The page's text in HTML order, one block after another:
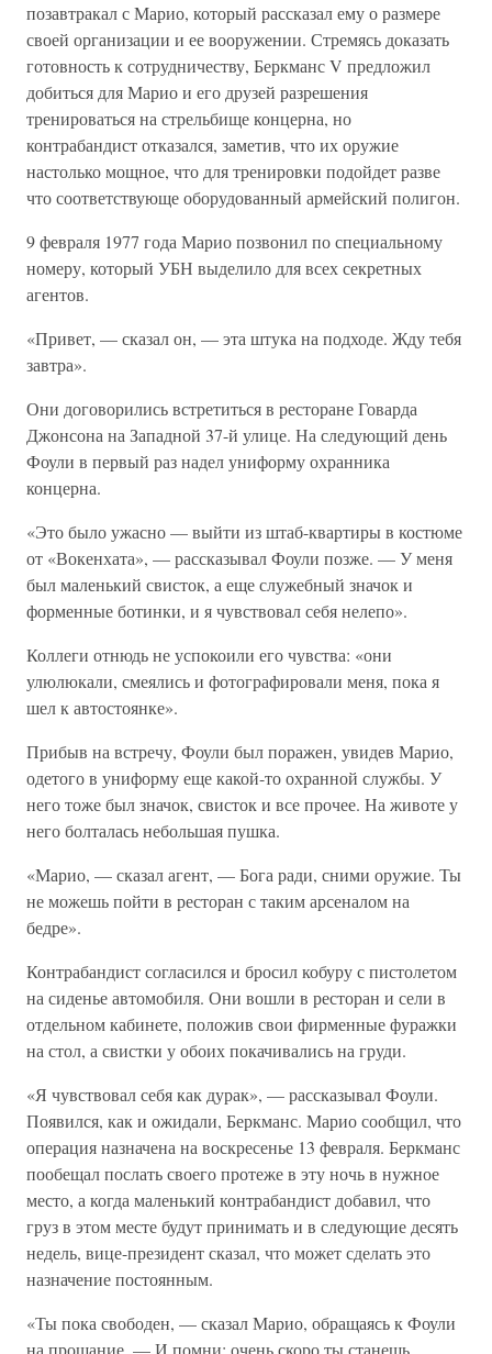
позавтракал с Марио, который рассказал ему о размере
своей организации и ее вооружении. Стремясь доказать
готовность к сотрудничеству, Беркманс V предложил
добиться для Марио и его друзей разрешения
тренироваться на стрельбище концерна, но
контрабандист отказался, заметив, что их оружие
настолько мощное, что для тренировки подойдет разве
что соответствующе оборудованный армейский полигон.
9 февраля 1977 года Марио позвонил по специальному
номеру, который УБН выделило для всех секретных
агентов.
«Привет, — сказал он, — эта штука на подходе. Жду тебя
завтра».
Они договорились встретиться в ресторане Говарда
Джонсона на Западной 37-й улице. На следующий день
Фоули в первый раз надел униформу охранника
концерна.
«Это было ужасно — выйти из штаб-квартиры в костюме
от «Вокенхата», — рассказывал Фоули позже. — У меня
был маленький свисток, а еще служебный значок и
форменные ботинки, и я чувствовал себя нелепо».
Коллеги отнюдь не успокоили его чувства: «они
улюлюкали, смеялись и фотографировали меня, пока я
шел к автостоянке».
Прибыв на встречу, Фоули был поражен, увидев Марио,
одетого в униформу еще какой-то охранной службы. У
него тоже был значок, свисток и все прочее. На животе у
него болталась небольшая пушка.
«Марио, — сказал агент, — Бога ради, сними оружие. Ты
не можешь пойти в ресторан с таким арсеналом на
бедре».
Контрабандист согласился и бросил кобуру с пистолетом
на сиденье автомобиля. Они вошли в ресторан и сели в
отдельном кабинете, положив свои фирменные фуражки
на стол, а свистки у обоих покачивались на груди.
«Я чувствовал себя как дурак», — рассказывал Фоули.
Появился, как и ожидали, Беркманс. Марио сообщил, что
операция назначена на воскресенье 13 февраля. Беркманс
пообещал послать своего протеже в эту ночь в нужное
место, а когда маленький контрабандист добавил, что
груз в этом месте будут принимать и в следующие десять
недель, вице-президент сказал, что может сделать это
назначение постоянным.
«Ты пока свободен, — сказал Марио, обращаясь к Фоули
на прощание. — И помни: очень скоро ты станешь